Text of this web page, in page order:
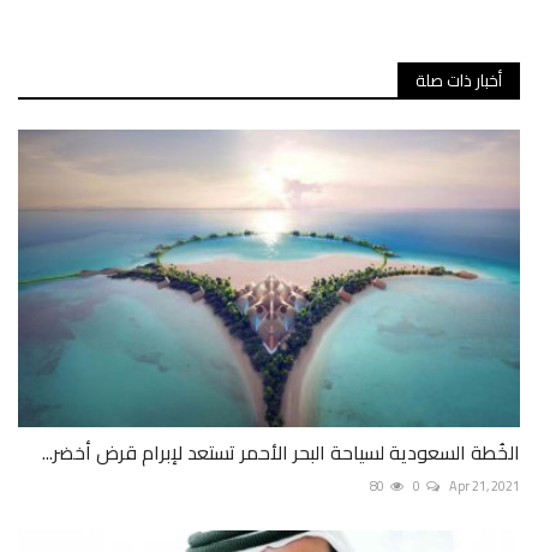
أخبار ذات صلة
الخُطة السعودية لسياحة البحر الأحمر تستعد لإبرام قرض أخضر...
Apr 21, 2021
0
80